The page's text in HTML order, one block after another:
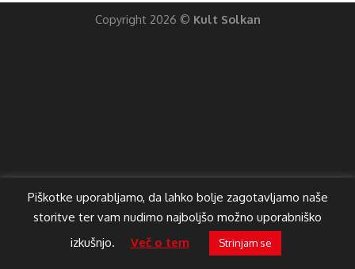
Piškotke uporabljamo, da lahko bolje zagotavljamo naše
storitve ter vam nudimo najboljšo možno uporabniško
izkušnjo.
Več o tem Strinjam se
Copyright 2026 © Kult Solkan